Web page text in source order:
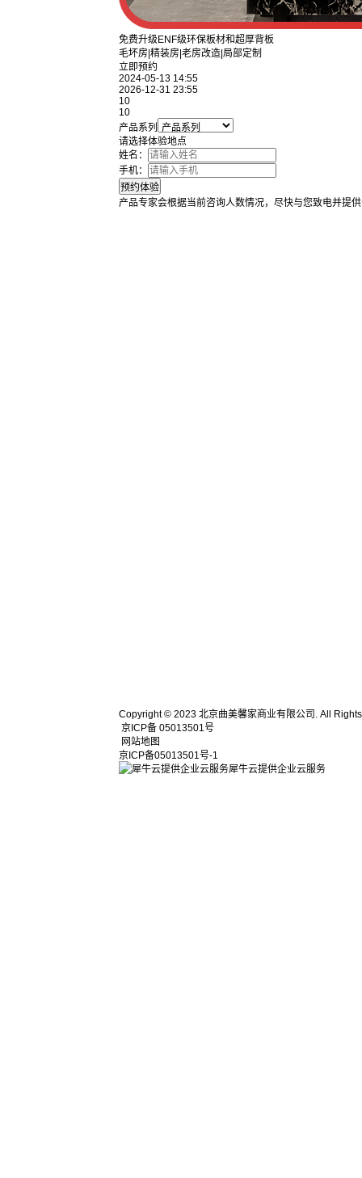
免费升级ENF级环保板材和超厚背板
毛坏房|精装房|老房改造|局部定制
立即预约
2024-05-13 14:55
2026-12-31 23:55
10
10
产品系列
请选择体验地点
姓名：
手机：
产品专家会根据当前咨询人数情况，尽快与您致电并提
Copyright © 2023 北京曲美馨家商业有限公司. All
京ICP备 05013501号
网站地图
京ICP备05013501号-1
犀牛云提供企业云服务